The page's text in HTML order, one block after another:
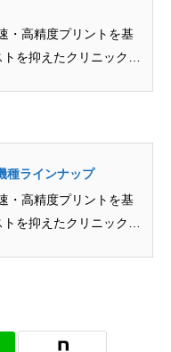
・高精度プリントを基
を抑えたクリニック用
種ラインナップ
・高精度プリントを基
を抑えたクリニック用